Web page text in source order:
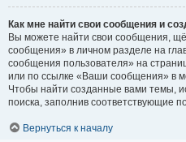
Как мне найти свои сообщения и
Вы можете найти свои сообщения,
сообщения» в личном разделе на
сообщения пользователя» на
или по ссылке «Ваши сообщения» в
Чтобы найти созданные вами темы,
поиска, заполнив соответствующие
Вернуться к началу